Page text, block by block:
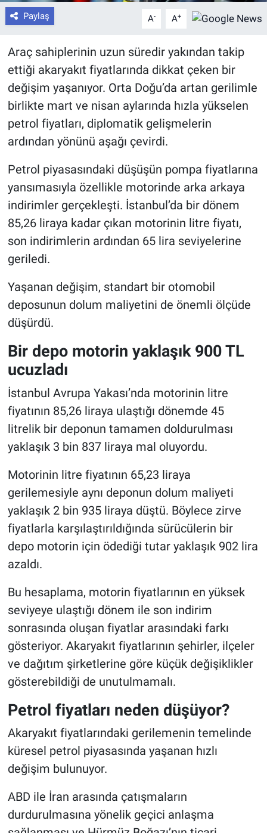
Paylaş A- A+
Araç sahiplerinin uzun süredir yakından takip
ettiği akaryakıt fiyatlarında dikkat çeken bir
değişim yaşanıyor. Orta Doğu’da artan gerilimle
birlikte mart ve nisan aylarında hızla yükselen
petrol fiyatları, diplomatik gelişmelerin
ardından yönünü aşağı çevirdi.
Petrol piyasasındaki düşüşün pompa fiyatlarına
yansımasıyla özellikle motorinde arka arkaya
indirimler gerçekleşti. İstanbul’da bir dönem
85,26 liraya kadar çıkan motorinin litre fiyatı,
son indirimlerin ardından 65 lira seviyelerine
geriledi.
Yaşanan değişim, standart bir otomobil
deposunun dolum maliyetini de önemli ölçüde
düşürdü.
Bir depo motorin yaklaşık 900 TL
ucuzladı
İstanbul Avrupa Yakası’nda motorinin litre
fiyatının 85,26 liraya ulaştığı dönemde 45
litrelik bir deponun tamamen doldurulması
yaklaşık 3 bin 837 liraya mal oluyordu.
Motorinin litre fiyatının 65,23 liraya
gerilemesiyle aynı deponun dolum maliyeti
yaklaşık 2 bin 935 liraya düştü. Böylece zirve
fiyatlarla karşılaştırıldığında sürücülerin bir
depo motorin için ödediği tutar yaklaşık 902 lira
azaldı.
Bu hesaplama, motorin fiyatlarının en yüksek
seviyeye ulaştığı dönem ile son indirim
sonrasında oluşan fiyatlar arasındaki farkı
gösteriyor. Akaryakıt fiyatlarının şehirler, ilçeler
ve dağıtım şirketlerine göre küçük değişiklikler
gösterebildiği de unutulmamalı.
Petrol fiyatları neden düşüyor?
Akaryakıt fiyatlarındaki gerilemenin temelinde
küresel petrol piyasasında yaşanan hızlı
değişim bulunuyor.
ABD ile İran arasında çatışmaların
durdurulmasına yönelik geçici anlaşma